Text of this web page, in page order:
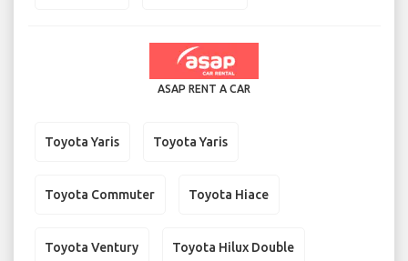
ASAP RENT A CAR
Toyota Yaris Toyota Yaris
Toyota Commuter Toyota Hiace
Toyota Ventury Toyota Hilux Double